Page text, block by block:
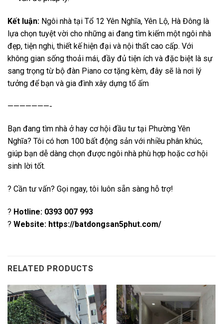
Kết luận: Ngôi nhà tại Tổ 12 Yên Nghĩa, Yên Lộ, Hà Đông là
lựa chọn tuyệt vời cho những ai đang tìm kiếm một ngôi nhà
đẹp, tiện nghi, thiết kế hiện đại và nội thất cao cấp. Với
không gian sống thoải mái, đầy đủ tiện ích và đặc biệt là sự
sang trọng từ bộ đàn Piano cơ tặng kèm, đây sẽ là nơi lý
tưởng để bạn và gia đình xây dựng tổ ấm
———————-
Bạn đang tìm nhà ở hay cơ hội đầu tư tại Phường Yên
Nghĩa? Tôi có hơn 100 bất động sản với nhiều phân khúc,
giúp bạn dễ dàng chọn được ngôi nhà phù hợp hoặc cơ hội
sinh lời tốt.
? Cần tư vấn? Gọi ngay, tôi luôn sẵn sàng hỗ trợ!
? Hotline: 0393 007 993
? Website: https://batdongsan5phut.com/
RELATED PRODUCTS